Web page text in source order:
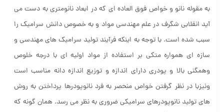
به مقوله نانو و خواص فوق العاده ای که در ابعاد نانومتری به دست می
آید انقلابی شگرف در علم مهندسی مواد و به خصوص دانش سرامیک را
سبب شده است. با توجه به اینکه فرآیند تولید سرامیک های مهندسی و
سازه ای همواره متکی بر استفاده از مواد اولیه ای با درجه خلوص
وهمگنی بالا و پودری دارای اندازه و توزیع اندازه دانه مناسب است
ونیزبا در نظر گرفتن خواص منحصر به فرد نانوپودرها پرداختن به روش
های تولید نانوپودرهای سرامیکی ضروری به نظر می رسد. همان گونه که